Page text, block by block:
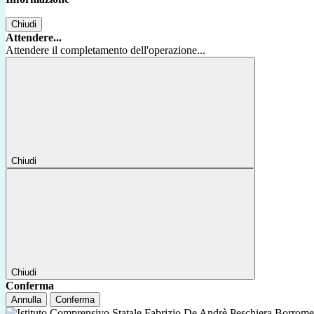
Chiudi
Attendere...
Attendere il completamento dell'operazione...
Chiudi
Chiudi
Conferma
Annulla Conferma